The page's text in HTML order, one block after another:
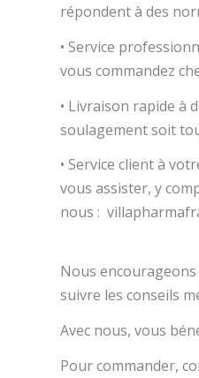
répondent à des
• Service
vous commandez
• Livraison rapide à
soulagement soit
• Service client à
vous assister, y
nous :
Nous
suivre les conseils
Avec nous, vous
Pour commander,